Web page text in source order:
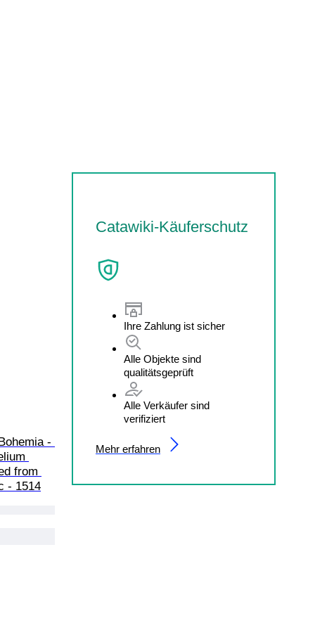
Catawiki-Käuferschutz
Ihre Zahlung ist sicher
Alle Objekte sind
qualitätsgeprüft
Alle Verkäufer sind
verifiziert
Mehr erfahren
-
from
- 1514